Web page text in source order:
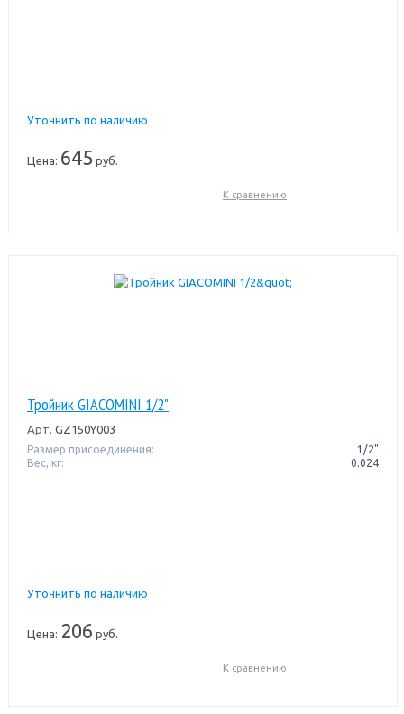
Уточнить по наличию
Цена: 645 руб.
К сравнению
Тройник GIACOMINI 1/2"
Арт. GZ150Y003
Размер присоединения:
1/2"
Вес, кг:
0.024
Уточнить по наличию
Цена: 206 руб.
К сравнению